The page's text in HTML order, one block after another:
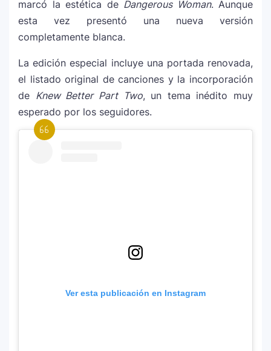
7
¿Cristian Castro terminó con Victoria
Kühne? El cantante aclara su situación
estar solo”
8
Bad Bunny causa revuelo en México
antes de iniciar su gira “DeBÍ TiRAR MáS
FOToS World Tour”
2026: el artista mejor pagado de la
marcó la estética de Dangerous Woman. Aunque
esta vez presentó una nueva versión
completamente blanca.
La edición especial incluye una portada renovada,
el listado original de canciones y la incorporación
de Knew Better Part Two, un tema inédito muy
esperado por los seguidores.
Ver esta publicación en Instagram